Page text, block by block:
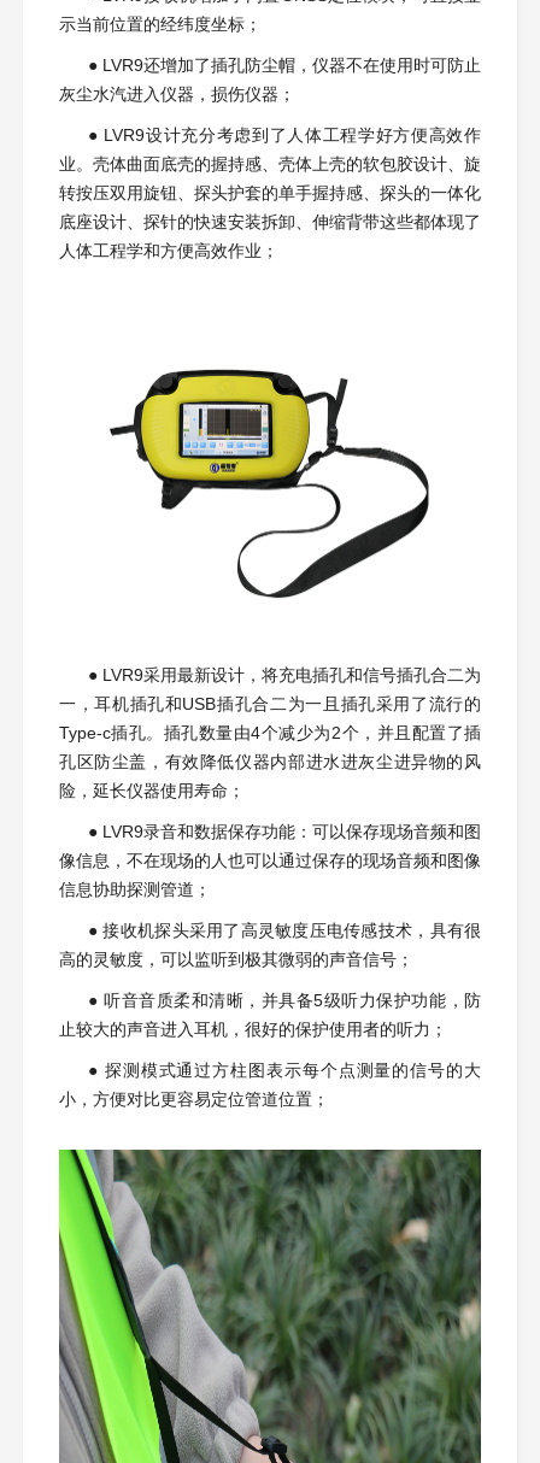
示当前位置的经纬度坐标；
● LVR9还增加了插孔防尘帽，仪器不在使用时可防止
灰尘水汽进入仪器，损伤仪器；
● LVR9设计充分考虑到了人体工程学好方便高效作
业。壳体曲面底壳的握持感、壳体上壳的软包胶设计、旋
转按压双用旋钮、探头护套的单手握持感、探头的一体化
底座设计、探针的快速安装拆卸、伸缩背带这些都体现了
人体工程学和方便高效作业；
● LVR9采用最新设计，将充电插孔和信号插孔合二为
一，耳机插孔和USB插孔合二为一且插孔采用了流行的
Type-c插孔。插孔数量由4个减少为2个，并且配置了插
孔区防尘盖，有效降低仪器内部进水进灰尘进异物的风
险，延长仪器使用寿命；
● LVR9录音和数据保存功能：可以保存现场音频和图
像信息，不在现场的人也可以通过保存的现场音频和图像
信息协助探测管道；
● 接收机探头采用了高灵敏度压电传感技术，具有很
高的灵敏度，可以监听到极其微弱的声音信号；
● 听音音质柔和清晰，并具备5级听力保护功能，防
止较大的声音进入耳机，很好的保护使用者的听力；
● 探测模式通过方柱图表示每个点测量的信号的大
小，方便对比更容易定位管道位置；